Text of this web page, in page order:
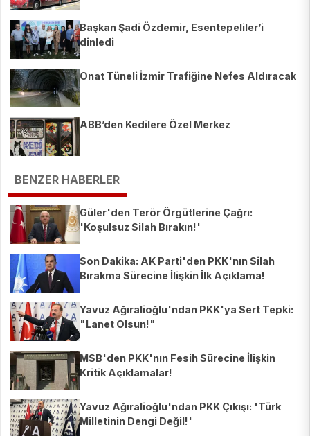
Başkan Şadi Özdemir, Esentepeliler’i
dinledi
Onat Tüneli İzmir Trafiğine Nefes Aldıracak
ABB’den Kedilere Özel Merkez
BENZER HABERLER
Güler'den Terör Örgütlerine Çağrı:
'Koşulsuz Silah Bırakın!'
Son Dakika: AK Parti'den PKK'nın Silah
Bırakma Sürecine İlişkin İlk Açıklama!
Yavuz Ağıralioğlu'ndan PKK'ya Sert Tepki:
"Lanet Olsun!"
MSB'den PKK'nın Fesih Sürecine İlişkin
Kritik Açıklamalar!
Yavuz Ağıralioğlu'ndan PKK Çıkışı: 'Türk
Milletinin Dengi Değil!'